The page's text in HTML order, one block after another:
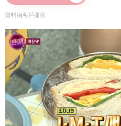
資料由客戶提供